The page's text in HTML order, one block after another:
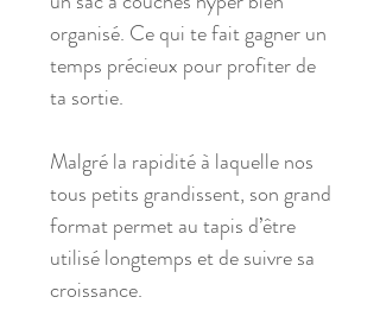
organisé. Ce qui te fait gagner un
temps précieux pour profiter de
ta sortie.
Malgré la rapidité à laquelle nos
tous petits grandissent, son grand
format permet au tapis d’être
utilisé longtemps et de suivre sa
croissance.